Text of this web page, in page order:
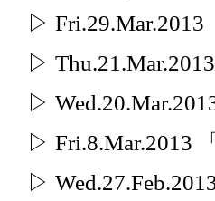
▷ Fri.29.Mar.2013
▷
▷
▷ Fri.8.Mar.2013
▷